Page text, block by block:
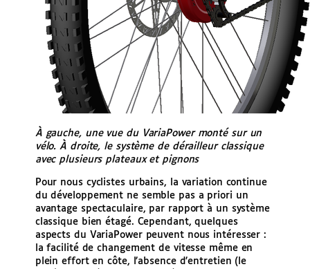
À gauche, une vue du VariaPower monté sur un
vélo. À droite, le système de dérailleur classique
avec plusieurs plateaux et pignons
Pour nous cyclistes urbains, la variation continue
du développement ne semble pas a priori un
avantage spectaculaire, par rapport à un système
classique bien étagé. Cependant, quelques
aspects du VariaPower peuvent nous intéresser :
la facilité de changement de vitesse même en
plein effort en côte, l’absence d’entretien (le